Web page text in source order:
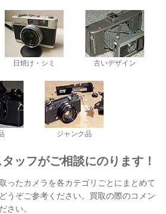
日焼け・シミ 古いデザイン
ジャンク品
ッフがご相談にのります！
ったカメラを各カテゴリごとにまとめて
うぞご参考ください。買取の際のコメン
さい。